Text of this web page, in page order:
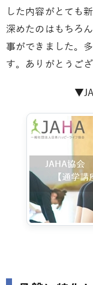
した内容がとても
深めたのはもちろ
事ができました。
す。ありがとうご